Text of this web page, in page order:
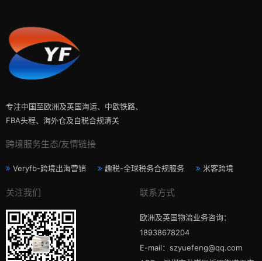
专注中国至欧洲及英国海运、中欧铁路、
FBA头程、海外仓及自税合规清关
跨境服务生态/友情链接
Veryfb-跨境出海营销 趣税-全球税务合规服务 米客跨境
关注我们 联系方式
欧洲及英国物流业务咨询：
18938678204
E-mail：szyuefeng@qq.com